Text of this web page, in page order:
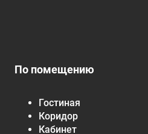
По помещению
Гостиная
Коридор
Кабинет